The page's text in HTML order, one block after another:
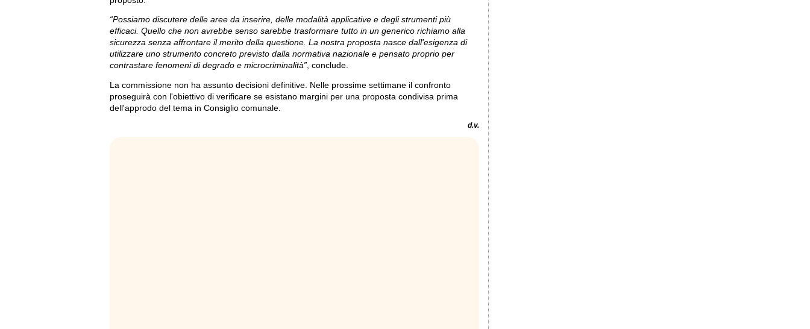
“Possiamo discutere delle aree da inserire, delle modalità applicative e degli strumenti più
efficaci. Quello che non avrebbe senso sarebbe trasformare tutto in un generico richiamo alla
sicurezza senza affrontare il merito della questione. La nostra proposta nasce dall'esigenza di
utilizzare uno strumento concreto previsto dalla normativa nazionale e pensato proprio per
contrastare fenomeni di degrado e microcriminalità”, conclude.
La commissione non ha assunto decisioni definitive. Nelle prossime settimane il confronto
proseguirà con l'obiettivo di verificare se esistano margini per una proposta condivisa prima
dell'approdo del tema in Consiglio comunale.
d.v.